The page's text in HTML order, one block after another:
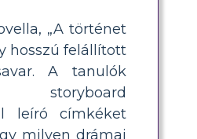
„A történet
hosszú felállított
A tanulók
storyboard
leíró címkéket
milyen drámai